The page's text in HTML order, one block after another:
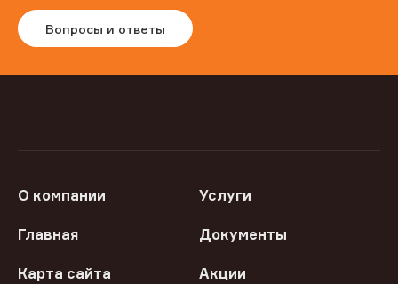
Вопросы и ответы
О компании Услуги
Главная Документы
Карта сайта Акции